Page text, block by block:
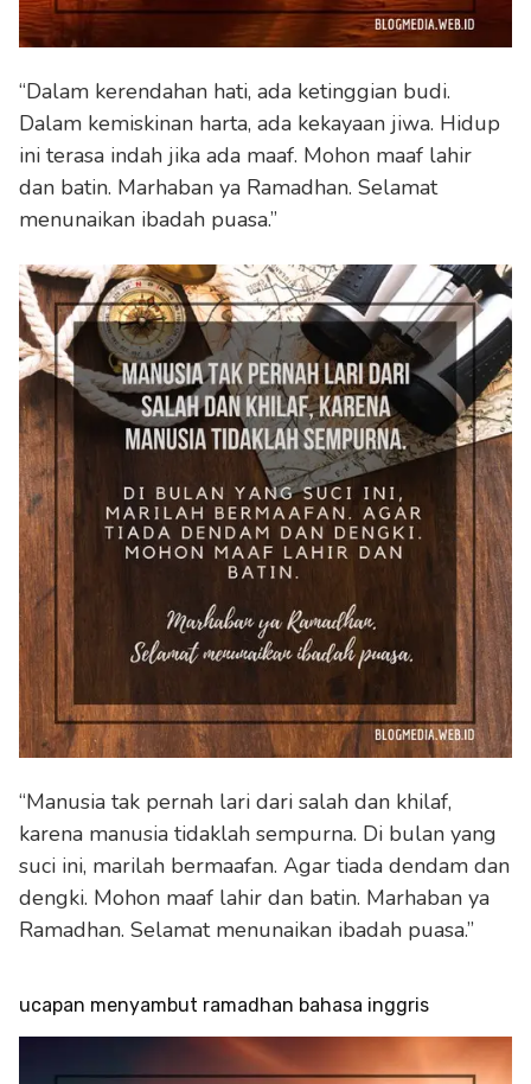
“Dalam kerendahan hati, ada ketinggian budi.
Dalam kemiskinan harta, ada kekayaan jiwa. Hidup
ini terasa indah jika ada maaf. Mohon maaf lahir
dan batin. Marhaban ya Ramadhan. Selamat
menunaikan ibadah puasa.”
“Manusia tak pernah lari dari salah dan khilaf,
karena manusia tidaklah sempurna. Di bulan yang
suci ini, marilah bermaafan. Agar tiada dendam dan
dengki. Mohon maaf lahir dan batin. Marhaban ya
Ramadhan. Selamat menunaikan ibadah puasa.”
ucapan menyambut ramadhan bahasa inggris